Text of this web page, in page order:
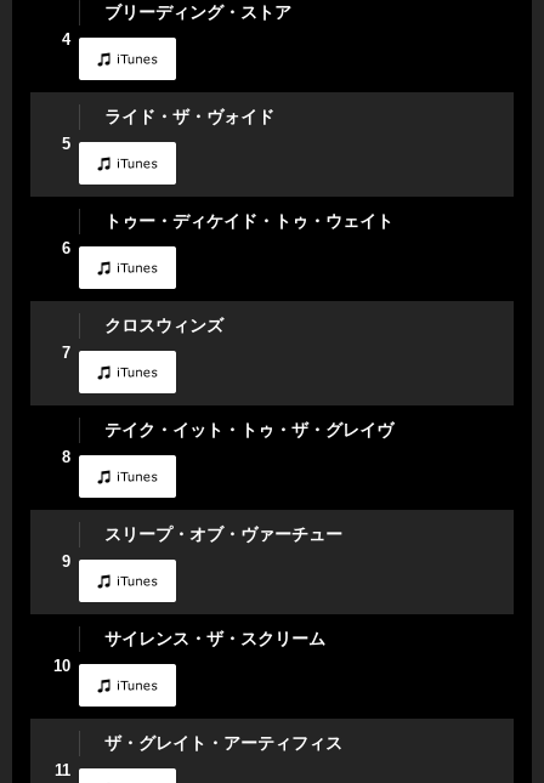
4
ブリーディング・ストア
5
ライド・ザ・ヴォイド
6
トゥー・ディケイド・トゥ・ウェイト
7
クロスウィンズ
8
テイク・イット・トゥ・ザ・グレイヴ
9
スリープ・オブ・ヴァーチュー
10
サイレンス・ザ・スクリーム
11
ザ・グレイト・アーティフィス